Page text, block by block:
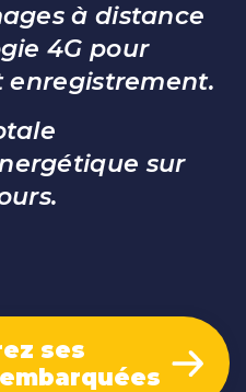
à distance
4G pour
sur
ses